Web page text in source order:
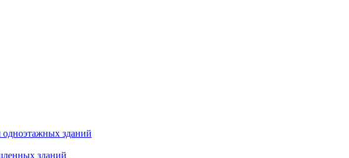
зданий
зданий